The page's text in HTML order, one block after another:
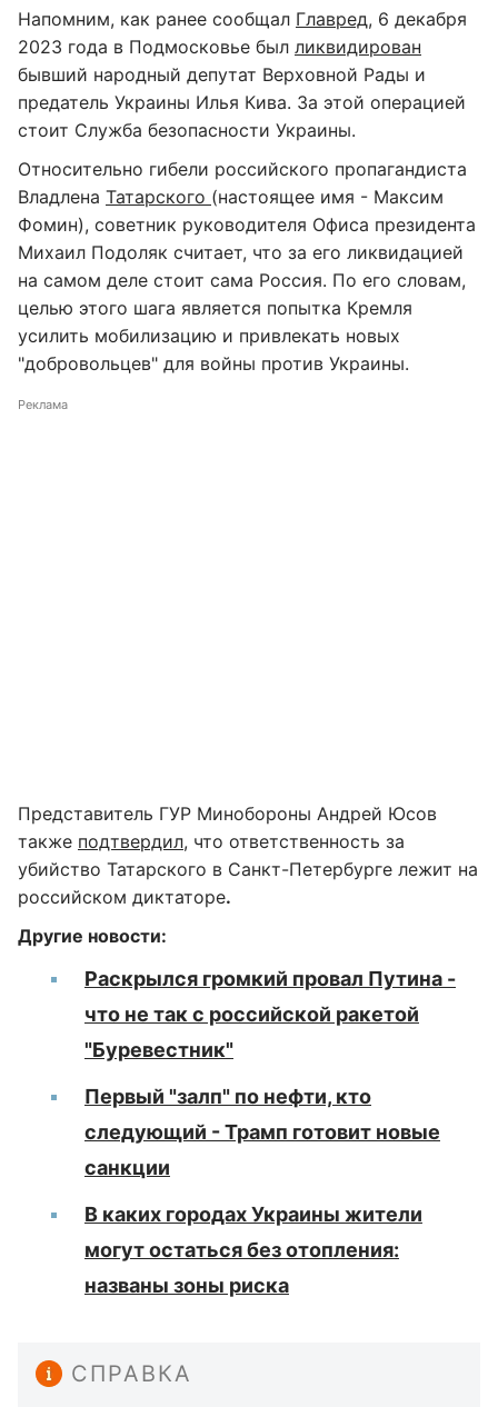
Напомним, как ранее сообщал Главред, 6 декабря
2023 года в Подмосковье был ликвидирован
бывший народный депутат Верховной Рады и
предатель Украины Илья Кива. За этой операцией
стоит Служба безопасности Украины.
Относительно гибели российского пропагандиста
Владлена Татарского (настоящее имя - Максим
Фомин), советник руководителя Офиса президента
Михаил Подоляк считает, что за его ликвидацией
на самом деле стоит сама Россия. По его словам,
целью этого шага является попытка Кремля
усилить мобилизацию и привлекать новых
"добровольцев" для войны против Украины.
Реклама
Представитель ГУР Минобороны Андрей Юсов
также подтвердил, что ответственность за
убийство Татарского в Санкт-Петербурге лежит на
российском диктаторе.
Другие новости:
Раскрылся громкий провал Путина -
что не так с российской ракетой
"Буревестник"
Первый "залп" по нефти, кто
следующий - Трамп готовит новые
санкции
В каких городах Украины жители
могут остаться без отопления:
названы зоны риска
СПРАВКА